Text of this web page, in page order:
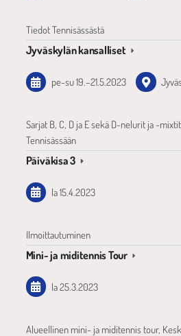
Tiedot Tennisässästä
Jyväskylän kansalliset
pe-su19. –21.5.2023
Sarjat B, C, D ja E sekä D-nelurit ja -
Tennisässään
Päiväkisa 3
la 15.4.2023
Ilmoittautuminen
Mini- ja miditennis Tour
la 25.3.2023
Alueellinen mini- ja miditennis tour,